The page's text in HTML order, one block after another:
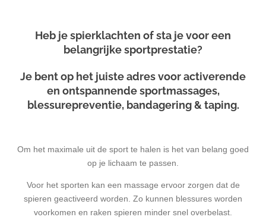
Heb je spierklachten of sta je voor een
belangrijke sportprestatie?
Je bent op het juiste adres voor activerende
en ontspannende sportmassages,
blessurepreventie, bandagering & taping.
Om het maximale uit de sport te halen is het van belang goed
op je lichaam te passen.
Voor het sporten kan een massage ervoor zorgen dat de
spieren geactiveerd worden. Zo kunnen blessures worden
voorkomen en raken spieren minder snel overbelast.